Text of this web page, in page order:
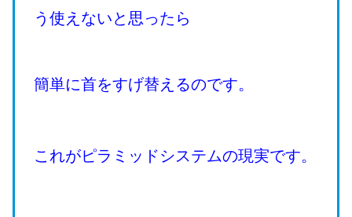
う使えないと思ったら
簡単に首をすげ替えるのです。
これがピラミッドシステムの現実です。